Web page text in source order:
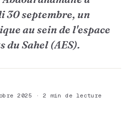
30 septembre, un
au sein de l'espace
du Sahel (AES).
2025 · 2 min de lecture